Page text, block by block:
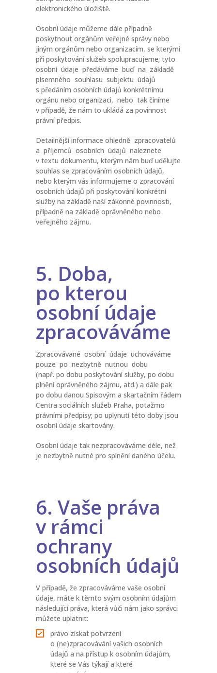
elektronického úložiště.
Osobní údaje můžeme dále případně
poskytnout orgánům veřejné správy nebo
jiným orgánům nebo organizacím, se kterými
při poskytování služeb spolupracujeme; tyto
osobní údaje předáváme buď na základě
písemného souhlasu subjektu údajů
s předáním osobních údajů konkrétnímu
orgánu nebo organizaci, nebo tak činíme
v případě, že nám to ukládá za povinnost
právní předpis.
Detailnější informace ohledně zpracovatelů
a příjemců osobních údajů naleznete
v textu dokumentu, kterým nám buď udělujte
souhlas se zpracováním osobních údajů,
nebo kterým vás informujeme o zpracování
osobních údajů při poskytování konkrétní
služby na základě naší zákonné povinnosti,
případně na základě oprávněného nebo
veřejného zájmu.
5. Doba,
po kterou
osobní údaje
zpracováváme
Zpracovávané osobní údaje uchováváme
pouze po nezbytně nutnou dobu
(např. po dobu poskytování služby, po dobu
plnění oprávněného zájmu, atd.) a dále pak
po dobu danou Spisovým a skartačním řádem
Centra sociálních služeb Praha, potažmo
právními předpisy; po uplynutí této doby jsou
osobní údaje skartovány.
Osobní údaje tak nezpracováváme déle, než
je nezbytně nutné pro splnění daného účelu.
6. Vaše práva
v rámci
ochrany
osobních údajů
V případě, že zpracováváme vaše osobní
údaje, máte k těmto svým osobním údajům
následující práva, která vůči nám jako správci
můžete uplatnit:
právo získat potvrzení
o (ne)zpracovávání vašich osobních
údajů a na přístup k osobním údajům,
které se Vás týkají a které